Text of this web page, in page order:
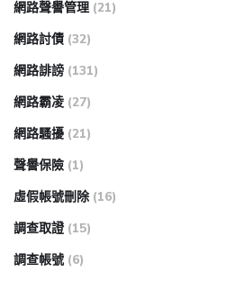
網路聲譽管理 (21)
網路討債 (32)
網路誹謗 (131)
網路霸凌 (27)
網路騷擾 (21)
聲譽保險 (1)
虛假帳號刪除 (16)
調查取證 (15)
調查帳號 (6)